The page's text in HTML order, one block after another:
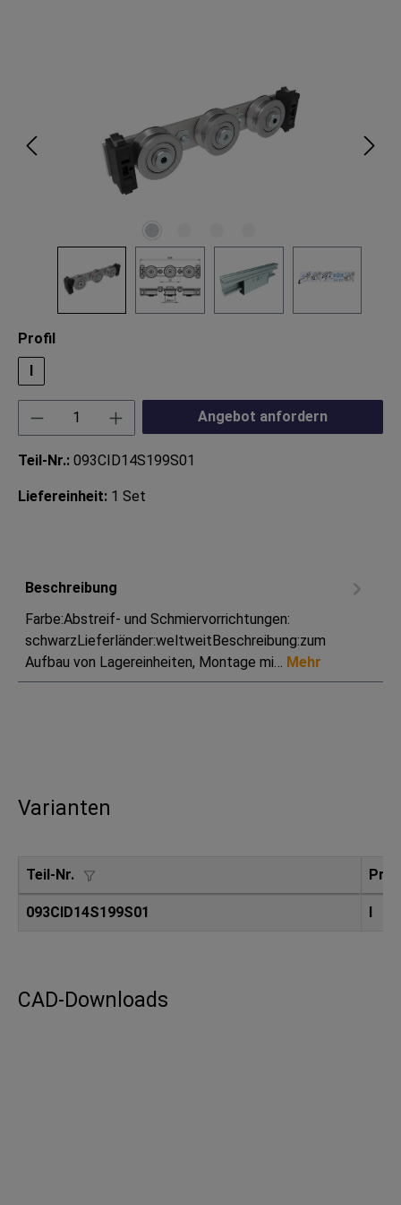
Profilauswählen
I
Produkt Anzahl: Gib den gewünschten
Angebot anfordern
Teil-Nr.: 093CID14S199S01
Liefereinheit: 1 Set
Beschreibung
Farbe:Abstreif- und Schmiervorrichtungen:
schwarzLieferländer:weltweitBeschreibung:zum
Aufbau von Lagereinheiten, Montage mi… Mehr
Varianten
Teil-Nr.
093CID14S199S01 I
CAD-Downloads